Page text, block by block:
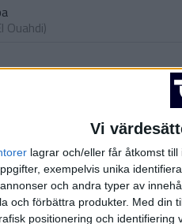
Vi
lagrar och/eller får åtkomst
exempelvis unika
och andra typer av
och förbättra produkter. Med din
positionering och
Ouahdi)
)